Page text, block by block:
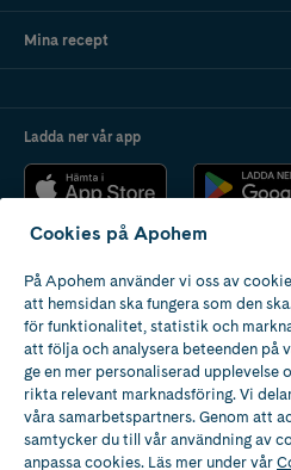
Mina recept
Ladda ner vår app
Apotek med tillstånd
av Läkemedelsverket
Cookies på Apohem
På Apohem använder vi oss av
att hemsidan ska fungera som den
för funktionalitet, statistik och
att följa och analysera beteenden på
ge en mer personaliserad upplevelse
rikta relevant marknadsföring. Vi
våra samarbetspartners. Genom att
samtycker du till vår användning av
anpassa cookies. Läs mer under vår